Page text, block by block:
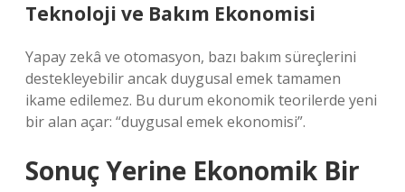
Teknoloji ve Bakım Ekonomisi
Yapay zekâ ve otomasyon, bazı bakım süreçlerini
destekleyebilir ancak duygusal emek tamamen
ikame edilemez. Bu durum ekonomik teorilerde yeni
bir alan açar: “duygusal emek ekonomisi”.
Sonuç Yerine Ekonomik Bir